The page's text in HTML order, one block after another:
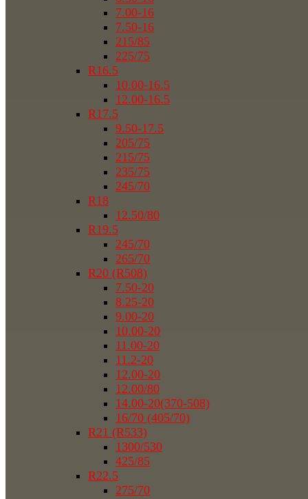
7.00-16
7.50-16
215/85
225/75
R16.5
10.00-16.5
12.00-16.5
R17.5
9.50-17.5
205/75
215/75
235/75
245/70
R18
12.50/80
R19.5
245/70
265/70
R20 (R508)
7.50-20
8.25-20
9.00-20
10.00-20
11.00-20
11.2-20
12.00-20
12.00/80
14.00-20(370-508)
16/70 (405/70)
R21 (R533)
1300/530
425/85
R22.5
275/70